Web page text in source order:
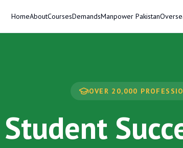
HomeAboutCoursesDemandsManpower Pakistan
OVER 20,000
Student